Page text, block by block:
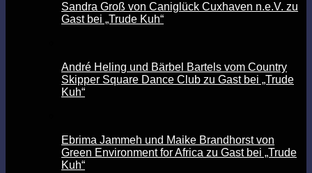
Sandra Groß von Caniglück Cuxhaven n.e.V. zu
Gast bei „Trude Kuh“
André Heling und Bärbel Bartels vom Country
Skipper Square Dance Club zu Gast bei „Trude
Kuh“
Ebrima Jammeh und Maike Brandhorst von
Green Environment for Africa zu Gast bei „Trude
Kuh“